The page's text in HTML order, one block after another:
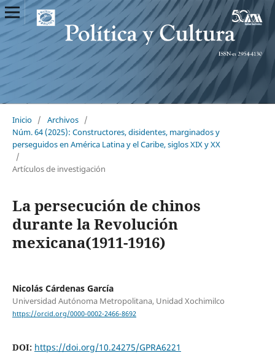
Inicio / Archivos /
Núm. 64 (2025): Constructores, disidentes, marginados y
perseguidos en América Latina y el Caribe, siglos XIX y XX
/
Artículos de investigación
La persecución de chinos
durante la Revolución
mexicana(1911-1916)
Nicolás Cárdenas García
Universidad Autónoma Metropolitana, Unidad Xochimilco
https://orcid.org/0000-0002-2466-8692
DOI: https://doi.org/10.24275/GPRA6221